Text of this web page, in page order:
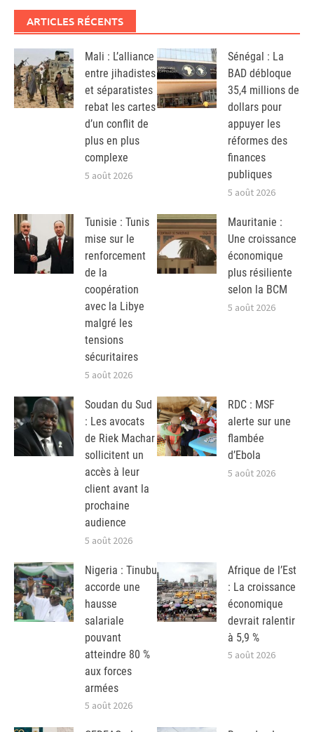
ARTICLES RÉCENTS
Mali : L’alliance
entre jihadistes
et séparatistes
rebat les cartes
d’un conflit de
plus en plus
complexe
5 août 2026
Sénégal : La
BAD débloque
35,4 millions de
dollars pour
appuyer les
réformes des
finances
publiques
5 août 2026
Tunisie : Tunis
mise sur le
renforcement
de la
coopération
avec la Libye
malgré les
tensions
sécuritaires
5 août 2026
Mauritanie :
Une croissance
économique
plus résiliente
selon la BCM
5 août 2026
Soudan du Sud
: Les avocats
de Riek Machar
sollicitent un
accès à leur
client avant la
prochaine
audience
5 août 2026
RDC : MSF
alerte sur une
flambée
d’Ebola
5 août 2026
Nigeria : Tinubu
accorde une
hausse
salariale
pouvant
atteindre 80 %
aux forces
armées
5 août 2026
Afrique de l’Est
: La croissance
économique
devrait ralentir
à 5,9 %
5 août 2026